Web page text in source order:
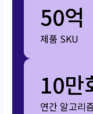
50억
제품 SKU
10만
연간 알고리